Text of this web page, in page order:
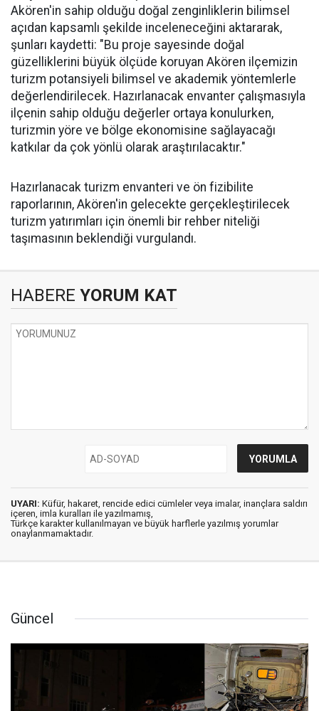
Akören'in sahip olduğu doğal zenginliklerin bilimsel
açıdan kapsamlı şekilde inceleneceğini aktararak,
şunları kaydetti: "Bu proje sayesinde doğal
güzelliklerini büyük ölçüde koruyan Akören ilçemizin
turizm potansiyeli bilimsel ve akademik yöntemlerle
değerlendirilecek. Hazırlanacak envanter çalışmasıyla
ilçenin sahip olduğu değerler ortaya konulurken,
turizmin yöre ve bölge ekonomisine sağlayacağı
katkılar da çok yönlü olarak araştırılacaktır."
Hazırlanacak turizm envanteri ve ön fizibilite
raporlarının, Akören'in gelecekte gerçekleştirilecek
turizm yatırımları için önemli bir rehber niteliği
taşımasının beklendiği vurgulandı.
HABERE YORUM KAT
UYARI: Küfür, hakaret, rencide edici cümleler veya imalar, inançlara saldırı
içeren, imla kuralları ile yazılmamış,
Türkçe karakter kullanılmayan ve büyük harflerle yazılmış yorumlar
onaylanmamaktadır.
Güncel